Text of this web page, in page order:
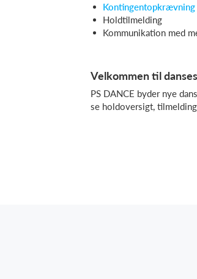
Kontingentopkrævning
Holdtilmelding
Kommunikation med
Velkommen til
PS DANCE byder nye
se holdoversigt,